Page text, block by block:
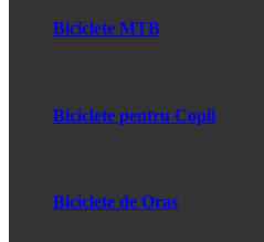
Biciclete MTB
Biciclete pentru Copii
Biciclete de Oras